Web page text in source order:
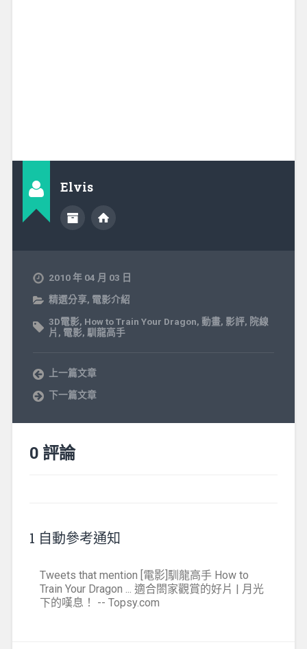
Elvis
2010 年 04 月 03 日
精選分享, 電影介紹
3D電影, How to Train Your Dragon, 動畫, 影評, 院線
片 , 電影, 馴龍高手
上一篇文章
下一篇文章
0 評論
1 自動參考通知
Tweets that mention [電影]馴龍高手 How to
Train Your Dragon ... 適合閤家觀賞的好片 | 月光
下的嘆息！ -- Topsy.com